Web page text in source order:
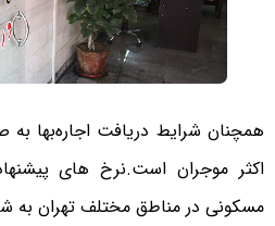
همچنان شرایط دریافت اجاره‌بها
اکثر موجران است.نرخ های
مسکونی در مناطق مختلف تهران به